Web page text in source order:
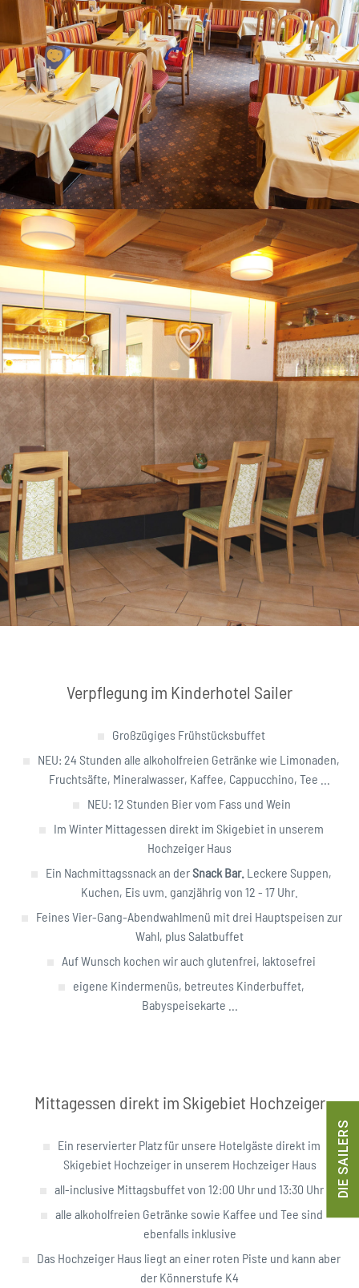
Verpflegung im Kinderhotel Sailer
Großzügiges Frühstücksbuffet
NEU: 24 Stunden alle alkoholfreien Getränke wie Limonaden,
Fruchtsäfte, Mineralwasser, Kaffee, Cappucchino, Tee ...
NEU: 12 Stunden Bier vom Fass und Wein
Im Winter Mittagessen direkt im Skigebiet in unserem
Hochzeiger Haus
Ein Nachmittagssnack an derSnack Bar. Leckere Suppen,
Kuchen, Eis uvm. ganzjährig von 12 - 17 Uhr.
Feines Vier-Gang-Abendwahlmenü mit drei Hauptspeisen zur
Wahl, plus Salatbuffet
Auf Wunsch kochen wir auch glutenfrei, laktosefrei
eigene Kindermenüs, betreutes Kinderbuffet,
Babyspeisekarte ...
Mittagessen direkt im Skigebiet Hochzeiger
Ein reservierter Platz für unsere Hotelgäste direkt im
Skigebiet Hochzeiger in unserem Hochzeiger Haus
all-inclusive Mittagsbuffet von 12:00 Uhr und 13:30 Uhr
alle alkoholfreien Getränke sowie Kaffee und Tee sind
ebenfalls inklusive
Das Hochzeiger Haus liegt an einer roten Piste und kann aber
der Könnerstufe K4
DIE SAILERS